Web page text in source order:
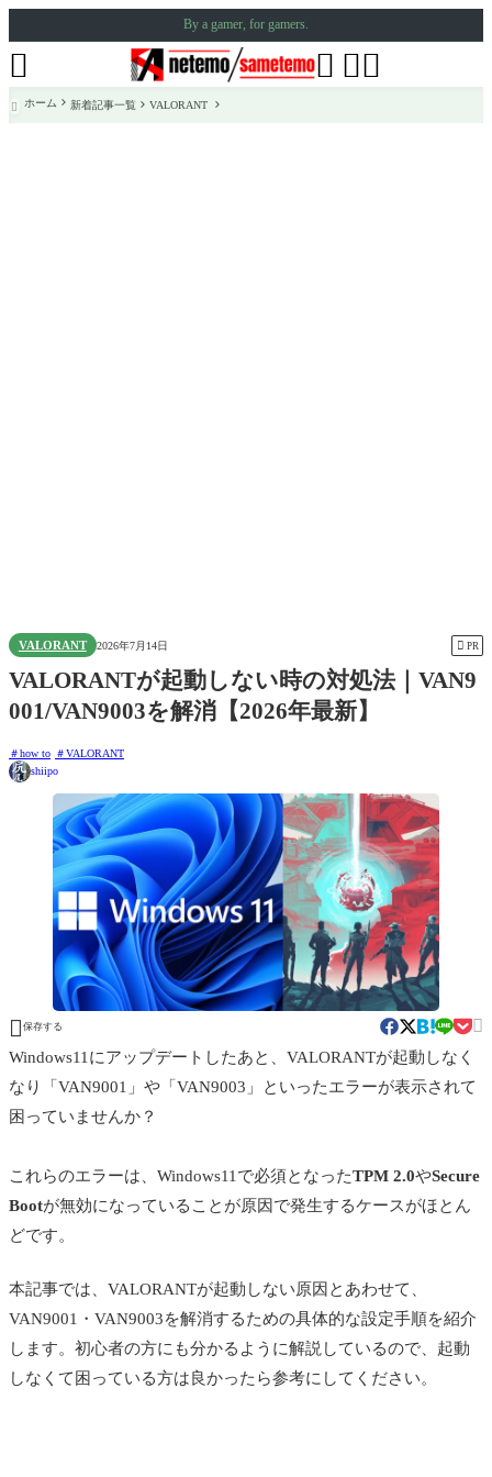
By a gamer, for gamers.
 

 ホーム 新着記事一覧 VALORANT
VALORANT 2026年7月14日  PR
VALORANTが起動しない時の対処法｜VAN9
001/VAN9003を解消【2026年最新】
how to
VALORANT
shiipo
 保存する 
Windows11にアップデートしたあと、VALORANTが起動しなく
なり「VAN9001」や「VAN9003」といったエラーが表示されて
困っていませんか？
これらのエラーは、Windows11で必須となったTPM 2.0やSecure
Bootが無効になっていることが原因で発生するケースがほとん
どです。
本記事では、VALORANTが起動しない原因とあわせて、
VAN9001・VAN9003を解消するための具体的な設定手順を紹介
します。初心者の方にも分かるように解説しているので、起動
しなくて困っている方は良かったら参考にしてください。